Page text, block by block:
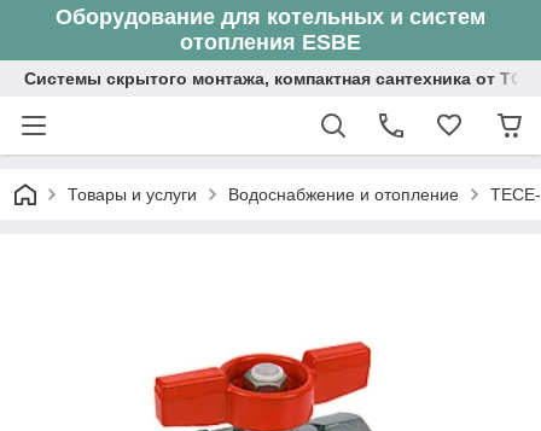
Оборудование для котельных и систем
отопления ESBE
Системы скрытого монтажа, компактная сантехника от
Товары и услуги Водоснабжение и отопление